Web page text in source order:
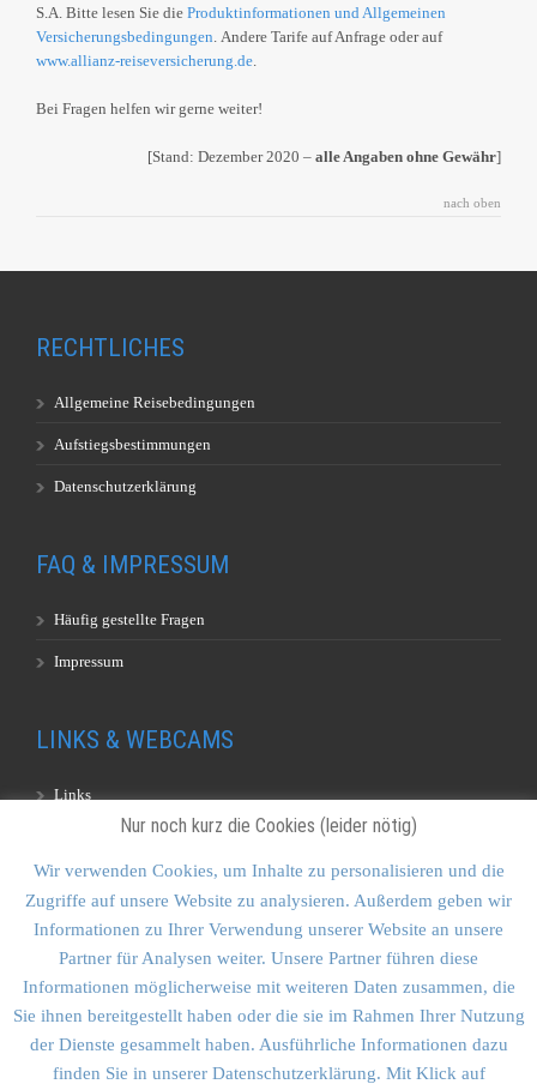
S.A. Bitte lesen Sie die Produktinformationen und Allgemeinen
Versicherungsbedingungen. Andere Tarife auf Anfrage oder auf
www.allianz-reiseversicherung.de.
Bei Fragen helfen wir gerne weiter!
[Stand: Dezember 2020 – alle Angaben ohne Gewähr]
nach oben
RECHTLICHES
Allgemeine Reisebedingungen
Aufstiegsbestimmungen
Datenschutzerklärung
FAQ & IMPRESSUM
Häufig gestellte Fragen
Impressum
LINKS & WEBCAMS
Links
KONTAKT & SITEMAP
Kontakt
Sitemap
Vulkankultour-BUFF®
Nur noch kurz die Cookies (leider nötig)
Wir verwenden Cookies, um Inhalte zu personalisieren und die
Zugriffe auf unsere Website zu analysieren. Außerdem geben wir
Informationen zu Ihrer Verwendung unserer Website an unsere
Partner für Analysen weiter. Unsere Partner führen diese
Informationen möglicherweise mit weiteren Daten zusammen, die
Sie ihnen bereitgestellt haben oder die sie im Rahmen Ihrer Nutzung
der Dienste gesammelt haben. Ausführliche Informationen dazu
finden Sie in unserer Datenschutzerklärung. Mit Klick auf